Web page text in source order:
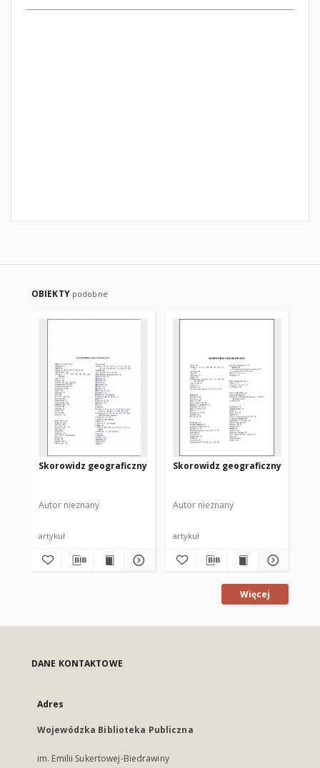
OBIEKTY podobne
Skorowidz geograficzny
Autor nieznany
artykuł
Skorowidz geograficzny
Autor nieznany
artykuł
Więcej
DANE KONTAKTOWE
Adres
Wojewódzka Biblioteka Publiczna
im. Emilii Sukertowej-Biedrawiny